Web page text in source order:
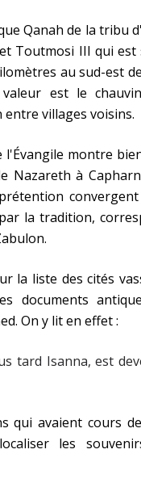
Qanah de la tribu
Toutmosi III qui est
au sud-est
est le
villages voisins.
l'Évangile montre
Nazareth à
la tradition,
la liste des cités
documents
On y lit en effet :
tard Isanna, est
qui avaient cours
les